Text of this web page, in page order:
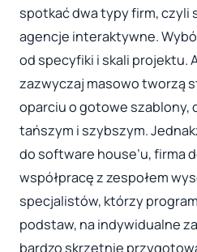
spotkać dwa typy firm, czyli
agencje interaktywne.
od specyfiki i skali projektu.
zazwyczaj masowo tworzą
oparciu o gotowe szablony,
tańszym i szybszym.
do software house’u, firma
współpracę z zespołem
specjalistów, którzy
podstaw, na indywidualne
bardzo skrzętnie